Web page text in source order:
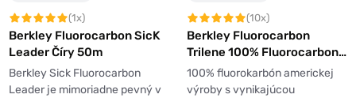
(1x)
Berkley Fluorocarbon SicK
Leader Číry 50m
Berkley Sick Fluorocarbon
Leader je mimoriadne pevný v
(10x)
Berkley Fluorocarbon
Trilene 100% Fluorocarbon
Leader 25m
100% fluorokarbón americkej
výroby s vynikajúcou